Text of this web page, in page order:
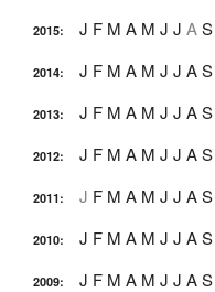
2015: J F M A M J J AS
2014: J F M A M J J AS
2013: J F M A M J J AS
2012: J F M A M J J AS
2011: J F M A M J J AS
2010: J F M A M J J AS
2009: J F M A M J J AS